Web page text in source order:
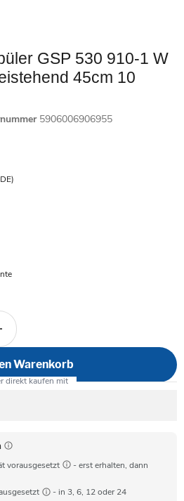
GSP 530 910-1 W
45cm 10
5906006906955
Warenkorb
vorausgesetzt
- erst erhalten, dann
- in 3, 6, 12 oder 24